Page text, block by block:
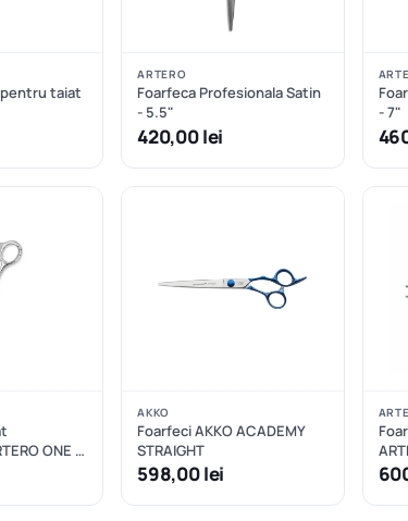
pentru taiat
ARTERO
Foarfeca Profesionala Satin
- 5.5"
420,00 lei
- 7"
ONE -
AKKO
Foarfeci AKKO ACADEMY
STRAIGHT
598,00 lei